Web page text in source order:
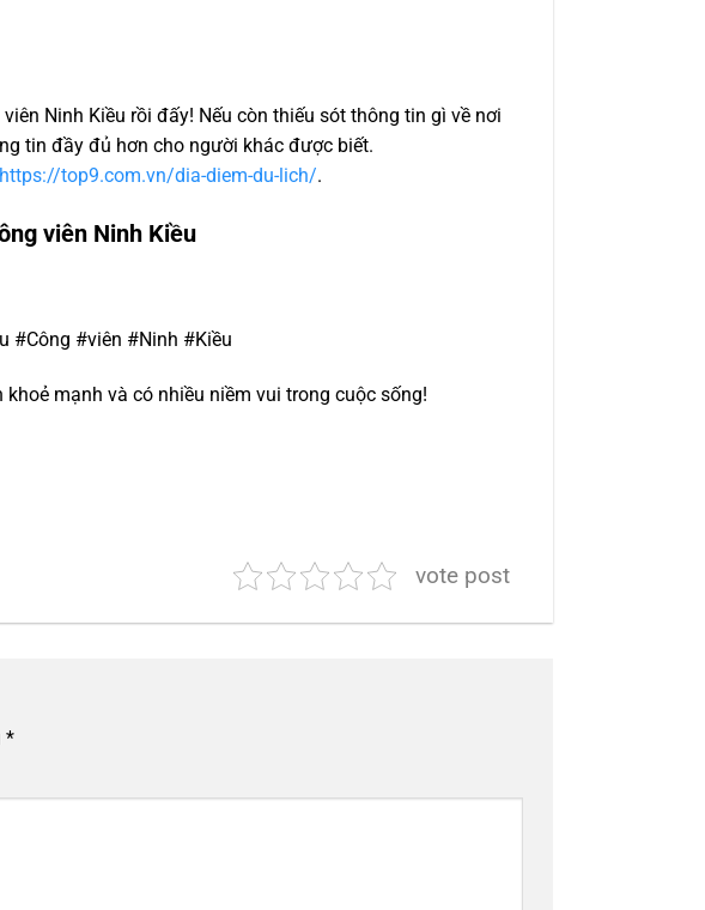
Ninh Kiều rồi đấy! Nếu còn thiếu sót thông tin gì về nơi
tin đầy đủ hơn cho người khác được biết.
https://top9.com.vn/dia-diem-du-lich/.
viên Ninh Kiều
#Công #viên #Ninh #Kiều
mạnh và có nhiều niềm vui trong cuộc sống!
vote post
*